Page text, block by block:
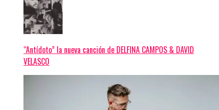
“Antídoto” la nueva canción de DELFINA CAMPOS & DAVID
VELASCO